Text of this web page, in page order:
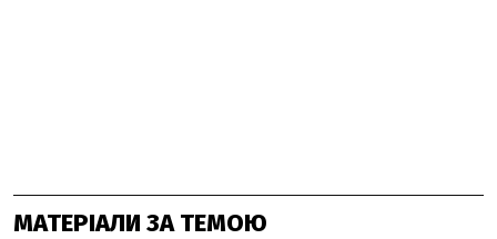
МАТЕРІАЛИ ЗА ТЕМОЮ